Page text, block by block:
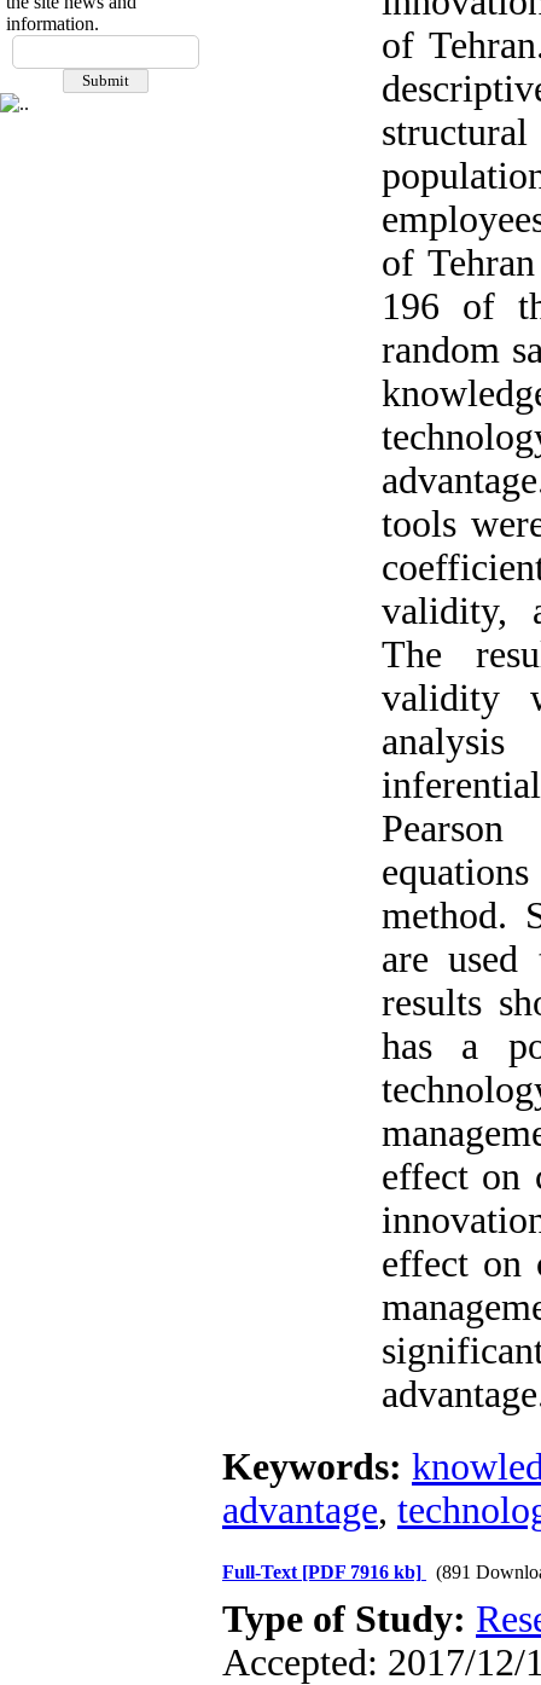
information.
of
of
196 of
random
tools
validity,
The
validity
method.
are used
results
has a
effect on
effect on
Keywords:
advantage,
Full-Text [PDF 7916 kb] (891
Type of Study:
Accepted: 2017/12/